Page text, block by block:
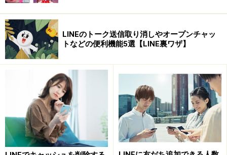
LINEのトーク送信取り消しやオープンチャッ
トなどの便利機能5選【LINE裏ワザ】